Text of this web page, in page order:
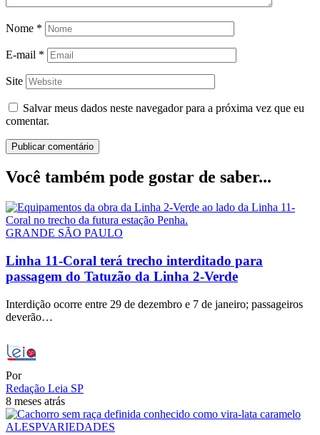
Nome *
E-mail *
Site
Salvar meus dados neste navegador para a próxima vez que eu
comentar.
Você também pode gostar de saber...
GRANDE SÃO PAULO
Linha 11-Coral terá trecho interditado para
passagem do Tatuzão da Linha 2-Verde
Interdição ocorre entre 29 de dezembro e 7 de janeiro; passageiros
deverão…
Por
Redação Leia SP
8 meses atrás
ALESPVARIEDADES